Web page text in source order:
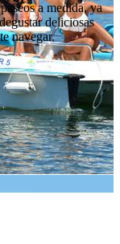
a medida, ya
deliciosas
navegar.